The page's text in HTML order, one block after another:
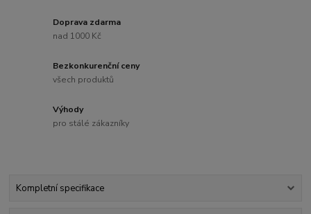
Doprava zdarma
nad 1000 Kč
Bezkonkurenční ceny
všech produktů
Výhody
pro stálé zákazníky
Kompletní specifikace